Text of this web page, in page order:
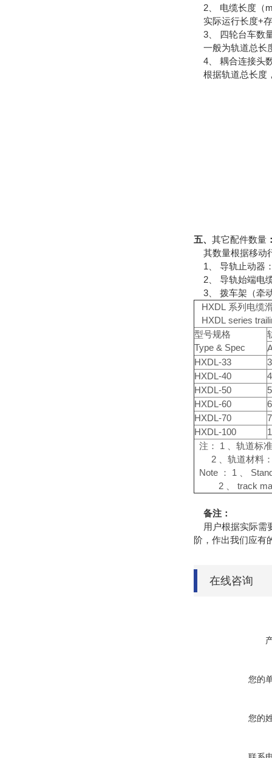
2、 电缆长度（
实际运行长度+
3、 四轮台车数
一般为轨道总长
4、 耦合连接头
根据轨道总长度
五、 其它配件数量
其数量根据移动
1、 导轨止动器
2、 导轨始端电
3、 拨车架（牵
HXDL 系列电缆
HXDL series
型号规格
Type & Spec
HXDL-33
HXDL-40
HXDL-50
HXDL-60
HXDL-70
HXDL-100
注： 1 、轨道标
2 、轨道材料：
Note ： 1 、
2 、 track
备注：
用户根据实际需
阶，作出我们应有
在线咨询
您的
您的